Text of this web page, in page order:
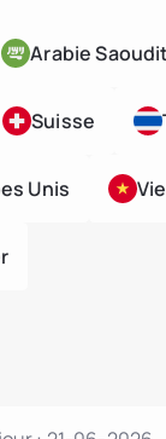
Arabie
Suisse
Unis